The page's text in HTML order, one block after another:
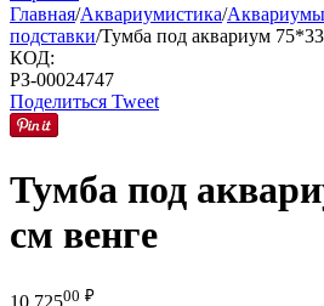
Главная/Аквариумистика/Аквариумы
подставки/Тумба под аквариум
КОД:
РЗ-00024747
Поделиться Tweet
Тумба под
см венге
00 ₽